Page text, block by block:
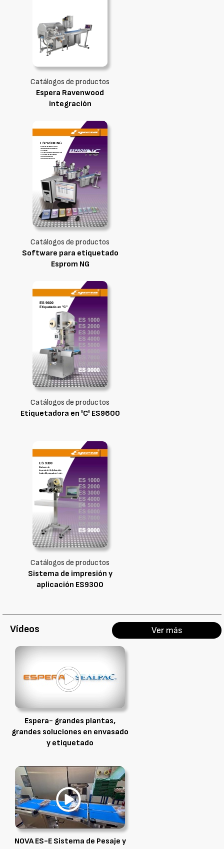
Catálogos de productos
Espera Ravenwood
integración
Catálogos de productos
Software para etiquetado
Esprom NG
Catálogos de productos
Etiquetadora en 'C' ES9600
Catálogos de productos
Sistema de impresión y
aplicación ES9300
Vídeos Ver más
Espera- grandes plantas,
grandes soluciones en envasado
y etiquetado
NOVA ES-E Sistema de Pesaje y